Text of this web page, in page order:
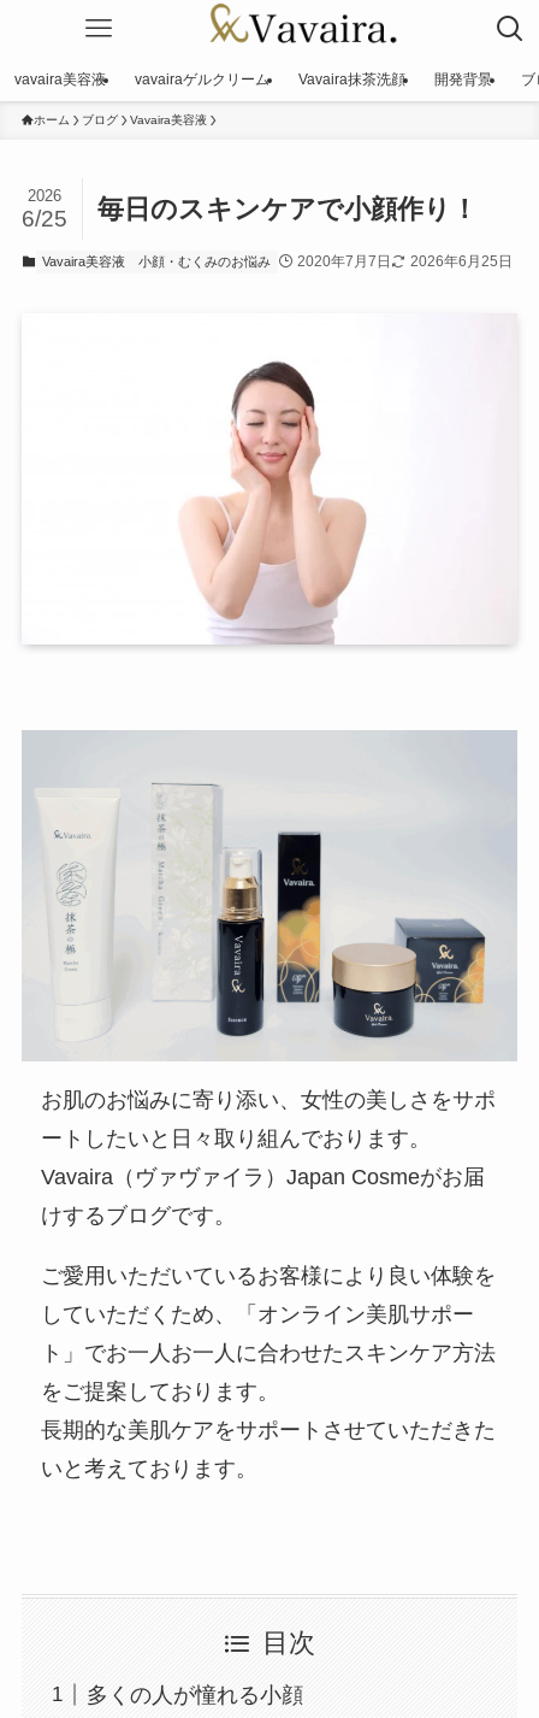
vavaira美容液 vavairaゲルクリーム Vavaira抹茶洗顔 開発背景 ブ
ホーム ブログ Vavaira美容液
毎日のスキンケアで小顔作り！
2026
6/25
Vavaira美容液 小顔・むくみのお悩み 2020年7月7日 2026年6月25日
お肌のお悩みに寄り添い、女性の美しさをサポ
ートしたいと日々取り組んでおります。
Vavaira（ヴァヴァイラ）Japan Cosmeがお届
けするブログです。
ご愛用いただいているお客様により良い体験を
していただくため、「オンライン美肌サポー
ト」でお一人お一人に合わせたスキンケア方法
をご提案しております。
長期的な美肌ケアをサポートさせていただきた
いと考えております。
目次
多くの人が憧れる小顔